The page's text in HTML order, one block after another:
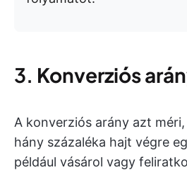
3. Konverziós
A konverziós arány azt
hány százaléka hajt végre
például vásárol vagy